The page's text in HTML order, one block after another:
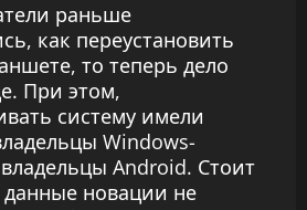
раньше
как переустановить
то теперь дело
При этом,
систему имели
Windows-
Android. Стоит
данные новации не